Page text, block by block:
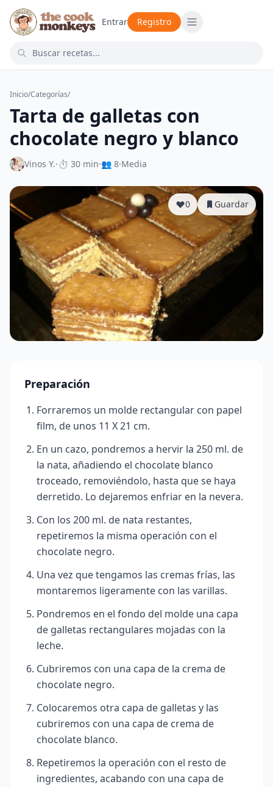
Entrar Registro
Inicio/Categorías/
Tarta de galletas con
chocolate negro y blanco
Vinos Y.·⏱ 30 min·👥 8·Media
0 Guardar
Preparación
Forraremos un molde rectangular con papel
film, de unos 11 X 21 cm.
En un cazo, pondremos a hervir la 250 ml. de
la nata, añadiendo el chocolate blanco
troceado, removiéndolo, hasta que se haya
derretido. Lo dejaremos enfriar en la nevera.
Con los 200 ml. de nata restantes,
repetiremos la misma operación con el
chocolate negro.
Una vez que tengamos las cremas frías, las
montaremos ligeramente con las varillas.
Pondremos en el fondo del molde una capa
de galletas rectangulares mojadas con la
leche.
Cubriremos con una capa de la crema de
chocolate negro.
Colocaremos otra capa de galletas y las
cubriremos con una capa de crema de
chocolate blanco.
Repetiremos la operación con el resto de
ingredientes, acabando con una capa de